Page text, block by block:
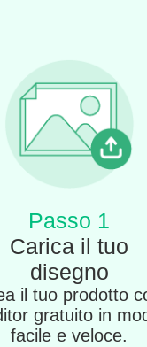
Passo 1
Carica il tuo
disegno
il tuo prodotto
gratuito in
facile e veloce.